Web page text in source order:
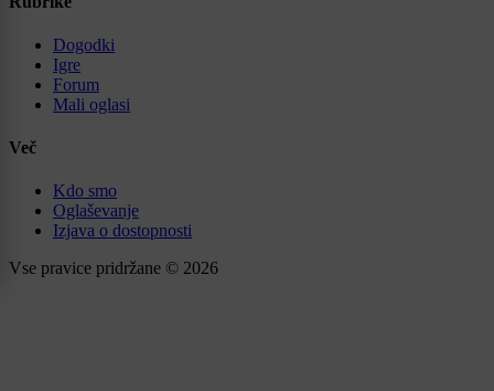
Dogodki
Igre
Forum
Mali oglasi
Več
Kdo smo
Oglaševanje
Izjava o dostopnosti
Vse pravice pridržane © 2026